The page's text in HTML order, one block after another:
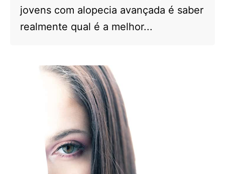
jovens com alopecia avançada é saber
realmente qual é a melhor...